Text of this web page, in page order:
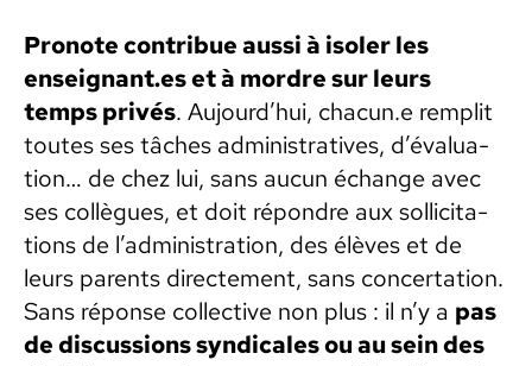
Pronote con­tribue aus­si à isol­er les
enseignant.es et à mor­dre sur leurs
temps privés. Aujourd’hui, chacun.e rem­plit
toutes ses tâch­es admin­is­tra­tives, d’é­val­u­a­
tion… de chez lui, sans aucun échange avec
ses col­lègues, et doit répon­dre aux sol­lic­i­ta­
tions de l’ad­min­is­tra­tion, des élèves et de
leurs par­ents directe­ment, sans con­cer­ta­tion.
Sans réponse col­lec­tive non plus : il n’y a pas
de dis­cus­sions syn­di­cales ou au sein des